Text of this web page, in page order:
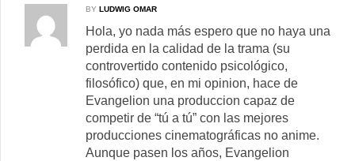
BY LUDWIG OMAR
Hola, yo nada más espero que no haya una
perdida en la calidad de la trama (su
controvertido contenido psicológico,
filosófico) que, en mi opinion, hace de
Evangelion una produccion capaz de
competir de “tú a tú” con las mejores
producciones cinematográficas no anime.
Aunque pasen los años, Evangelion